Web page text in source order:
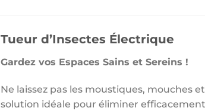
Tueur d’Insectes Électrique
Gardez vos Espaces Sains et Sereins !
Ne laissez pas les moustiques, mouches
solution idéale pour éliminer